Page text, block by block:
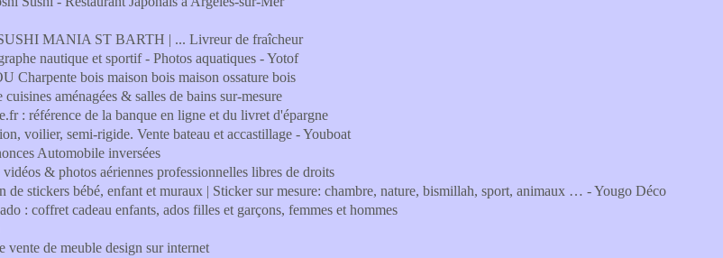
MANIA ST BARTH | ... Livreur de fraîcheur
nautique et sportif - Photos aquatiques - Yotof
Charpente bois maison bois maison ossature bois
aménagées & salles de bains sur-mesure
: référence de la banque en ligne et du livret d'épargne
voilier, semi-rigide. Vente bateau et accastillage - Youboat
Automobile inversées
vidéos & photos aériennes professionnelles libres de droits
de stickers bébé, enfant et muraux | Sticker sur mesure: chambre, nature, bismillah, sport, animaux … - Yougo Déco
: coffret cadeau enfants, ados filles et garçons, femmes et hommes
vente de meuble design sur internet